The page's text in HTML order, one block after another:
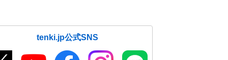
tenki.jp公式SNS